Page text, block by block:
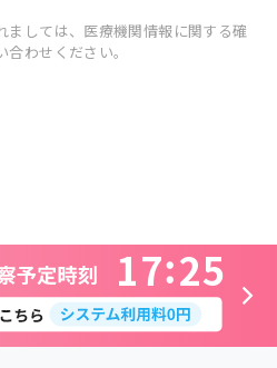
ましては、医療機関情報に関する確
わせください。
17 25